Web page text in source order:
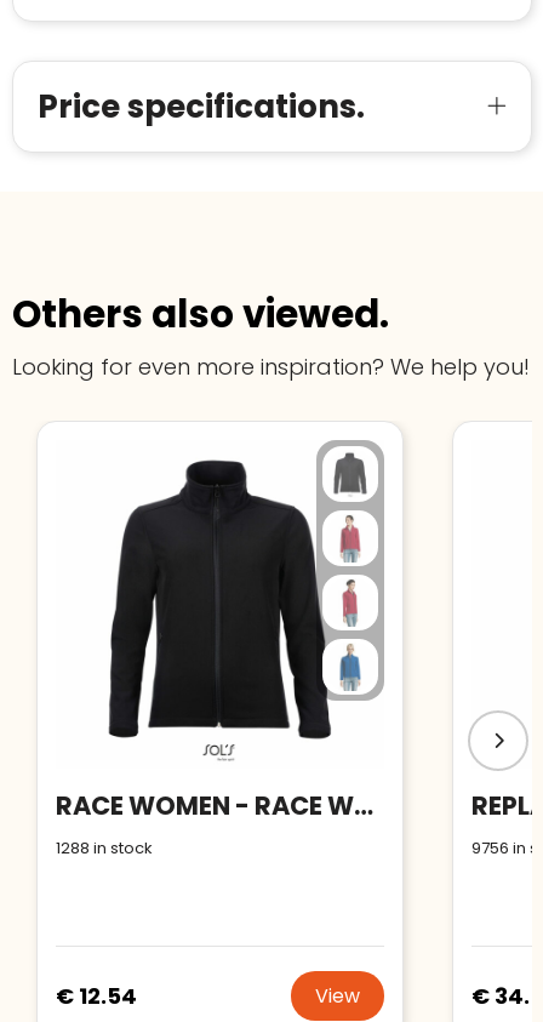
Price specifications.
Others also viewed.
Looking for even more inspiration? We help you!
RACE WOMEN - RACE WOMEN SOFTSHELL ZIP
1288 in stock
€ 12.54 View
9756 in
€